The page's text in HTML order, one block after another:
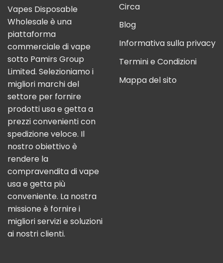
Vapes Disposable
Wholesale è una
piattaforma
commerciale di vape
sotto Pamirs Group
Limited. Selezioniamo i
migliori marchi del
settore per fornire
prodotti usa e getta a
prezzi convenienti con
spedizione veloce. Il
nostro obiettivo è
rendere la
compravendita di vape
usa e getta più
conveniente. La nostra
missione è fornire i
migliori servizi e soluzioni
ai nostri clienti.
Circa
Blog
Informativa sulla privacy
Termini e Condizioni
Mappa del sito